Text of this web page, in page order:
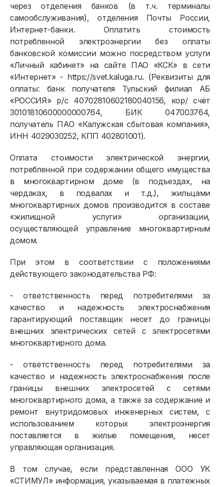
через отделения банков (в т.ч. терминалы
самообслуживания), отделения Почты России,
Интернет-банки. Оплатить стоимость
потребленной электроэнергии без оплаты
банковской комиссии можно посредством услуги
«Личный кабинет» на сайте ПАО «КСК» в сети
«Интернет» - https://svet.kaluga.ru. (Реквизиты для
оплаты: банк получателя Тульский филиал АБ
«РОССИЯ» р/с 40702810602180040156, кор/ счёт
30101810600000000764, БИК 047003764,
получатель ПАО «Калужская сбытовая компания»,
ИНН 4029030252, КПП 402801001).
Оплата стоимости электрической энергии,
потребленной при содержании общего имущества
в многоквартирном доме (в подъездах, на
чердаках, в подвалах и т.д.), жильцами
многоквартирных домов производится в составе
«жилищной услуги» организации,
осуществляющей управление многоквартирным
домом.
При этом в соответствии с положениями
действующего законодательства РФ:
- ответственность перед потребителями за
качество и надежность электроснабжения
гарантирующий поставщик несет до границы
внешних электрических сетей с электросетями
многоквартирного дома.
- ответственность перед потребителями за
качество и надежность электроснабжения после
границы внешних электросетей с сетями
многоквартирного дома, а также за содержание и
ремонт внутридомовых инженерных систем, с
использованием которых электроэнергия
поставляется в жилые помещения, несет
управляющая организация.
В том случае, если представленная ООО УК
«СТИМУЛ» информация, указываемая в платежных